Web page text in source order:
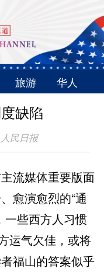
旅游 华人
缺陷
人民日报
流媒体重要版面
愈演愈烈的“通
一些西方人习惯
运气欠佳，或将
福山的答案似乎